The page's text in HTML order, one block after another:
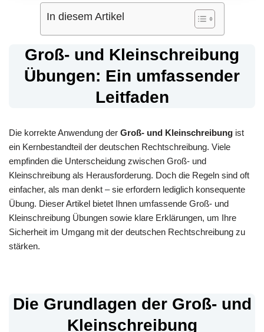
In diesem Artikel
Groß- und Kleinschreibung
Übungen: Ein umfassender
Leitfaden
Die korrekte Anwendung der Groß- und Kleinschreibung ist
ein Kernbestandteil der deutschen Rechtschreibung. Viele
empfinden die Unterscheidung zwischen Groß- und
Kleinschreibung als Herausforderung. Doch die Regeln sind oft
einfacher, als man denkt – sie erfordern lediglich konsequente
Übung. Dieser Artikel bietet Ihnen umfassende Groß- und
Kleinschreibung Übungen sowie klare Erklärungen, um Ihre
Sicherheit im Umgang mit der deutschen Rechtschreibung zu
stärken.
Die Grundlagen der Groß- und
Kleinschreibung